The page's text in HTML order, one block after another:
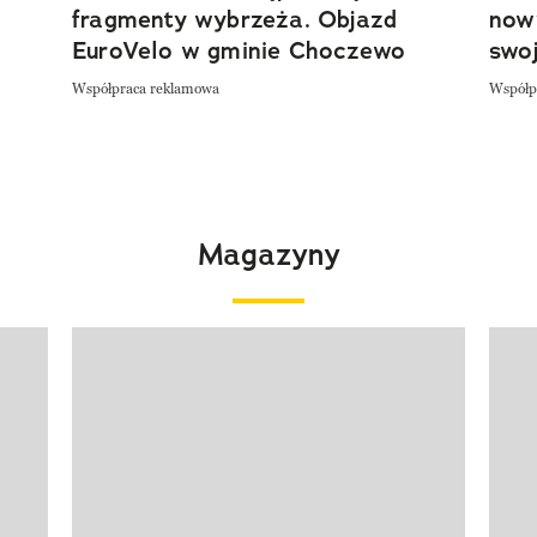
fragmenty wybrzeża. Objazd
EuroVelo w gminie Choczewo
Współpraca reklamowa
Magazyny